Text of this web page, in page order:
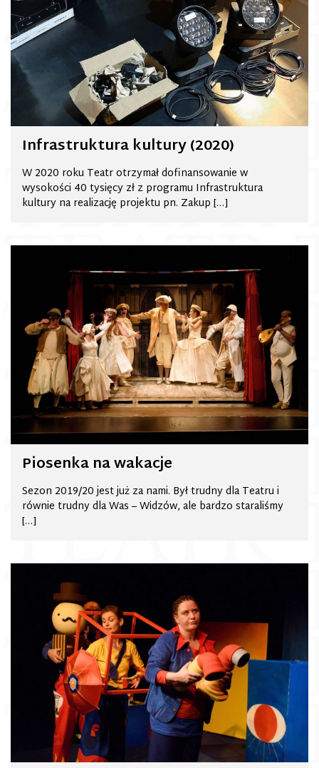
Infrastruktura kultury (2020)
W 2020 roku Teatr otrzymał dofinansowanie w
wysokości 40 tysięcy zł z programu Infrastruktura
kultury na realizację projektu pn. Zakup […]
Piosenka na wakacje
Sezon 2019/20 jest już za nami. Był trudny dla Teatru i
równie trudny dla Was – Widzów, ale bardzo staraliśmy
[…]